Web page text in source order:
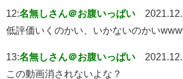
12:名無しさん＠お腹いっぱい
低評価いくのかい、いかないのかい
13:名無しさん＠お腹いっぱい
この動画消されないよな？